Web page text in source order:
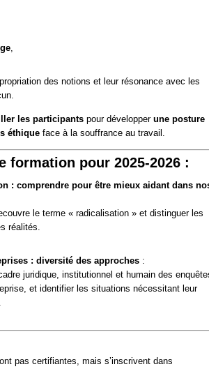
,
des notions et leur résonance avec les
les participants pour développer une posture
éthique face à la souffrance au travail.
formation pour 2025-2026 :
: comprendre pour être mieux aidant dans
le terme « radicalisation » et distinguer les
réalités.
: diversité des approches:
juridique, institutionnel et humain des
et identifier les situations nécessitant leur
pas certifiantes, mais s’inscrivent dans